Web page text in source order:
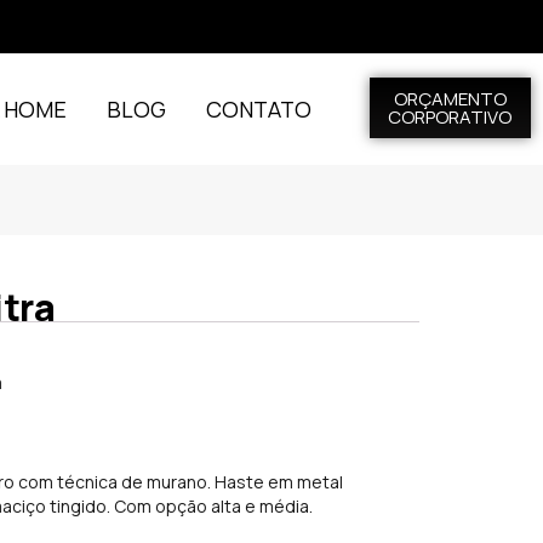
BLOG CONTATO ORÇAMENTO
CORPORATIVO
com técnica de murano. Haste em metal
tingido. Com opção alta e média.